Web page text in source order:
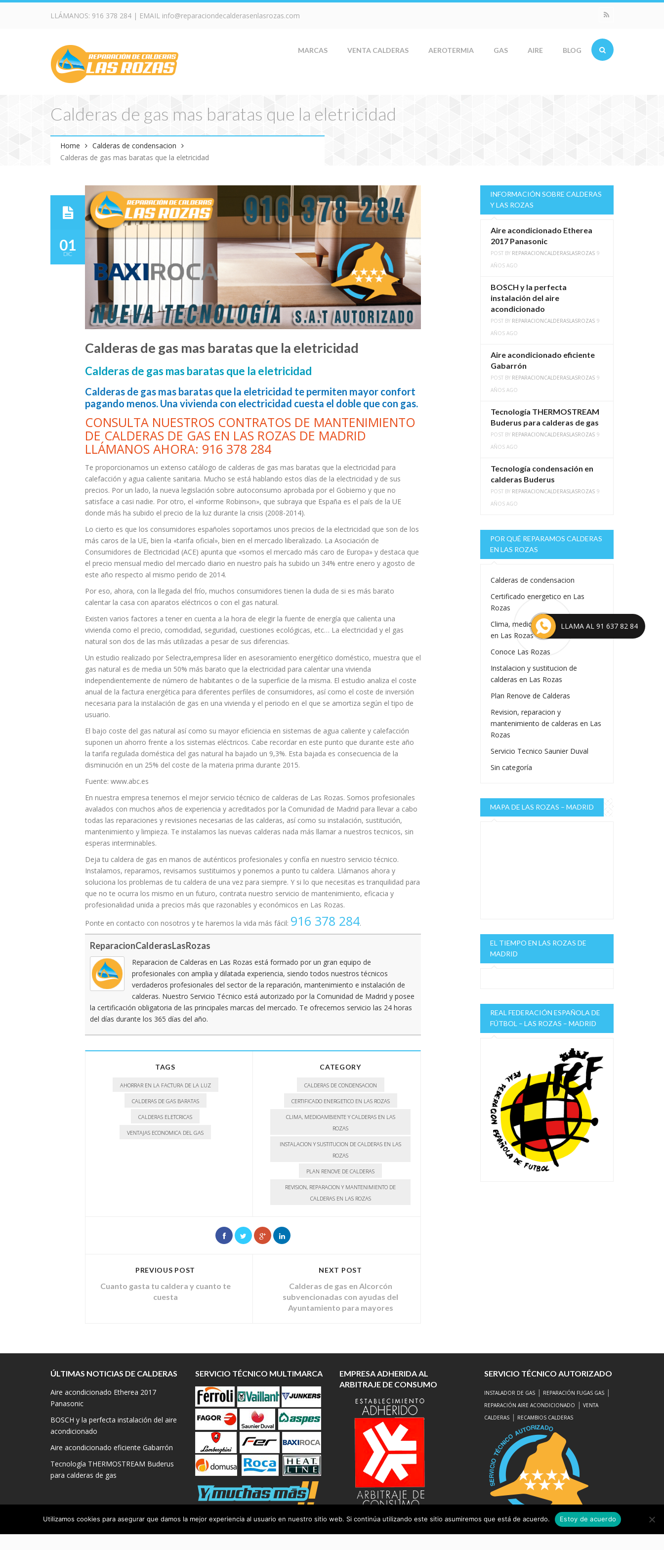
LLÁMANOS: 916 378 284 | EMAIL info@reparaciondecalderasenlasrozas.com
MARCAS VENTA CALDERAS AEROTERMIA GAS AIRE BLOG
Calderas de gas mas baratas que la eletricidad
Home
Calderas de condensacion
Calderas de gas mas baratas que la eletricidad
01
DIC
Calderas de gas mas baratas que la eletricidad
Calderas de gas mas baratas que la eletricidad
Calderas de gas mas baratas que la eletricidad te permiten mayor confort
pagando menos. Una vivienda con electricidad cuesta el doble que con gas.
CONSULTA NUESTROS CONTRATOS DE MANTENIMIENTO
DE CALDERAS DE GAS EN LAS ROZAS DE MADRID
LLÁMANOS AHORA: 916 378 284
Te proporcionamos un extenso catálogo de calderas de gas mas baratas que la electricidad para
calefacción y agua caliente sanitaria. Mucho se está hablando estos días de la electricidad y de sus
precios. Por un lado, la nueva legislación sobre autoconsumo aprobada por el Gobierno y que no
satisface a casi nadie. Por otro, el «informe Robinson», que subraya que España es el país de la UE
donde más ha subido el precio de la luz durante la crisis (2008-2014).
Lo cierto es que los consumidores españoles soportamos unos precios de la electricidad que son de los
más caros de la UE, bien la «tarifa oficial», bien en el mercado liberalizado. La Asociación de
Consumidores de Electricidad (ACE) apunta que «somos el mercado más caro de Europa» y destaca que
el precio mensual medio del mercado diario en nuestro país ha subido un 34% entre enero y agosto de
este año respecto al mismo perido de 2014.
Por eso, ahora, con la llegada del frío, muchos consumidores tienen la duda de si es más barato
calentar la casa con aparatos eléctricos o con el gas natural.
Existen varios factores a tener en cuenta a la hora de elegir la fuente de energía que calienta una
vivienda como el precio, comodidad, seguridad, cuestiones ecológicas, etc… La electricidad y el gas
natural son dos de las más utilizadas a pesar de sus diferencias.
Un estudio realizado por Selectra,empresa líder en asesoramiento energético doméstico, muestra que el
gas natural es de media un 50% más barato que la electricidad para calentar una vivienda
independientemente de número de habitantes o de la superficie de la misma. El estudio analiza el coste
anual de la factura energética para diferentes perfiles de consumidores, así como el coste de inversión
necesaria para la instalación de gas en una vivienda y el periodo en el que se amortiza según el tipo de
usuario.
El bajo coste del gas natural así como su mayor eficiencia en sistemas de agua caliente y calefacción
suponen un ahorro frente a los sistemas eléctricos. Cabe recordar en este punto que durante este año
la tarifa regulada doméstica del gas natural ha bajado un 9,3%. Esta bajada es consecuencia de la
disminución en un 25% del coste de la materia prima durante 2015.
Fuente: www.abc.es
En nuestra empresa tenemos el mejor servicio técnico de calderas de Las Rozas. Somos profesionales
avalados con muchos años de experiencia y acreditados por la Comunidad de Madrid para llevar a cabo
todas las reparaciones y revisiones necesarias de las calderas, así como su instalación, sustitución,
mantenimiento y limpieza. Te instalamos las nuevas calderas nada más llamar a nuestros tecnicos, sin
esperas interminables.
Deja tu caldera de gas en manos de auténticos profesionales y confía en nuestro servicio técnico.
Instalamos, reparamos, revisamos sustituimos y ponemos a punto tu caldera. Llámanos ahora y
soluciona los problemas de tu caldera de una vez para siempre. Y si lo que necesitas es tranquilidad para
que no te ocurra los mismo en un futuro, contrata nuestro servicio de mantenimiento, eficacia y
profesionalidad unida a precios más que razonables y económicos en Las Rozas.
Ponte en contacto con nosotros y te haremos la vida más fácil: 916 378 284.
ReparacionCalderasLasRozas
Reparacion de Calderas en Las Rozas está formado por un gran equipo de
profesionales con amplia y dilatada experiencia, siendo todos nuestros técnicos
verdaderos profesionales del sector de la reparación, mantenimiento e instalación de
calderas. Nuestro Servicio Técnico está autorizado por la Comunidad de Madrid y posee
la certificación obligatoria de las principales marcas del mercado. Te ofrecemos servicio las 24 horas
del días durante los 365 días del año.
TAGS
AHORRAR EN LA FACTURA DE LA LUZ
CALDERAS DE GAS BARATAS
CALDERAS ELETCRICAS
VENTAJAS ECONOMICA DEL GAS
CATEGORY
CALDERAS DE CONDENSACION
CERTIFICADO ENERGETICO EN LAS ROZAS
CLIMA, MEDIOAMBIENTE Y CALDERAS EN LAS
ROZAS
INSTALACION Y SUSTITUCION DE CALDERAS EN LAS
ROZAS
PLAN RENOVE DE CALDERAS
REVISION, REPARACION Y MANTENIMIENTO DE
CALDERAS EN LAS ROZAS
PREVIOUS POST
Cuanto gasta tu caldera y cuanto te
cuesta
NEXT POST
Calderas de gas en Alcorcón
subvencionadas con ayudas del
Ayuntamiento para mayores
INFORMACIÓN SOBRE CALDERAS
Y LAS ROZAS
Aire acondicionado Etherea
2017 Panasonic
POST BY REPARACIONCALDERASLASROZAS 9
AÑOS AGO
BOSCH y la perfecta
instalación del aire
acondicionado
POST BY REPARACIONCALDERASLASROZAS 9
AÑOS AGO
Aire acondicionado eficiente
Gabarrón
POST BY REPARACIONCALDERASLASROZAS 9
AÑOS AGO
Tecnología THERMOSTREAM
Buderus para calderas de gas
POST BY REPARACIONCALDERASLASROZAS 9
AÑOS AGO
Tecnología condensación en
calderas Buderus
POST BY REPARACIONCALDERASLASROZAS 9
AÑOS AGO
POR QUÉ REPARAMOS CALDERAS
EN LAS ROZAS
Calderas de condensacion
Certificado energetico en Las
Rozas
Clima, medioambiente y calderas
en Las Rozas
Conoce Las Rozas
Instalacion y sustitucion de
calderas en Las Rozas
Plan Renove de Calderas
Revision, reparacion y
mantenimiento de calderas en Las
Rozas
Servicio Tecnico Saunier Duval
Sin categoría
MAPA DE LAS ROZAS – MADRID
EL TIEMPO EN LAS ROZAS DE
MADRID
REAL FEDERACIÓN ESPAÑOLA DE
FÚTBOL – LAS ROZAS – MADRID
ÚLTIMAS NOTICIAS DE CALDERAS
Aire acondicionado Etherea 2017
Panasonic
BOSCH y la perfecta instalación del aire
acondicionado
Aire acondicionado eficiente Gabarrón
Tecnología THERMOSTREAM Buderus
para calderas de gas
SERVICIO TÉCNICO MULTIMARCA
EMPRESA ADHERIDA AL
ARBITRAJE DE CONSUMO
SERVICIO TÉCNICO AUTORIZADO
INSTALADOR DE GAS| REPARACIÓN FUGAS GAS|
REPARACIÓN AIRE ACONDICIONADO | VENTA
CALDERAS| RECAMBIOS CALDERAS
LLAMA AL 91 637 82 84
Utilizamos cookies para asegurar que damos la mejor experiencia al usuario en nuestro sitio web. Si continúa utilizando este sitio asumiremos que está de acuerdo. Estoy de acuerdo